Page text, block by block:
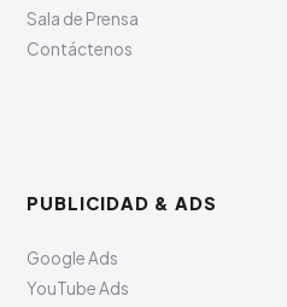
Sala de Prensa
Contáctenos
PUBLICIDAD & ADS
Google Ads
YouTube Ads